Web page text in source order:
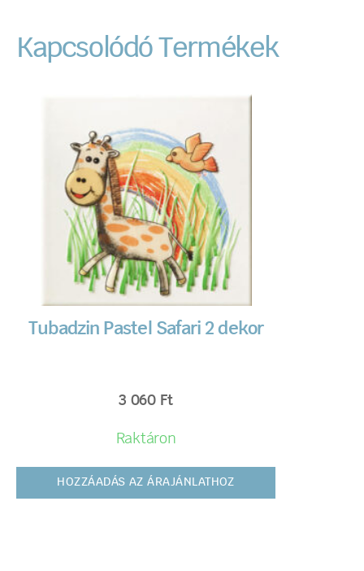
Kapcsolódó Termékek
Tubadzin Pastel Safari 2 dekor
3 060 Ft
Raktáron
HOZZÁADÁS AZ ÁRAJÁNLATHOZ